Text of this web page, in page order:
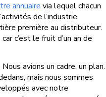
annuaire via lequel chacun
de l’industrie
première au distributeur.
c’est le fruit d’un an de
avions un cadre, un plan.
mais nous sommes
avec notre